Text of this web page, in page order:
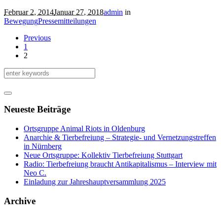
Februar 2, 2014Januar 27, 2018admin in
BewegungPressemitteilungen
Previous
1
2
Neueste Beiträge
Ortsgruppe Animal Riots in Oldenburg
Anarchie & Tierbefreiung – Strategie- und Vernetzungstreffen
in Nürnberg
Neue Ortsgruppe: Kollektiv Tierbefreiung Stuttgart
Radio: Tierbefreiung braucht Antikapitalismus – Interview mit
Neo C.
Einladung zur Jahreshauptversammlung 2025
Archive